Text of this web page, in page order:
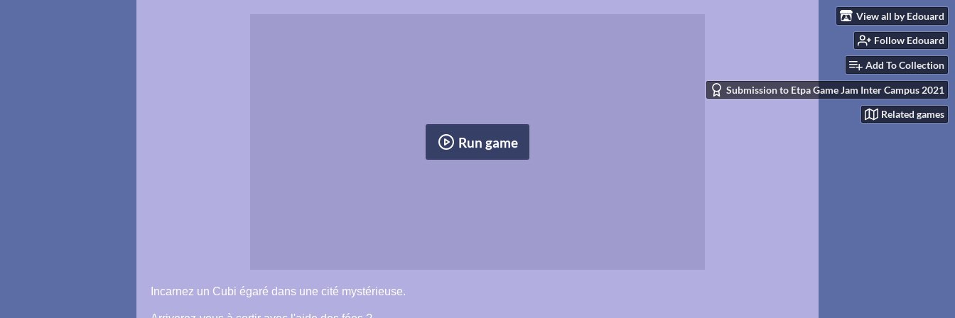
View all by Edouard
Follow Edouard
Add To Collection
Submission to Etpa Game Jam Inter Campus 2021
Related games
Run game
Incarnez un Cubi égaré dans une cité mystérieuse.